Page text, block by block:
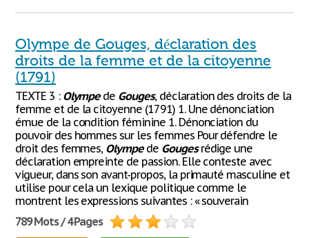
Olympe de Gouges, déclaration des
droits de la femme et de la citoyenne
(1791)
TEXTE 3 : Olympede Gouges, déclaration des droits de la
femme et de la citoyenne (1791) 1. Une dénonciation
émue de la condition féminine 1. Dénonciation du
pouvoir des hommes sur les femmes Pour défendre le
droit des femmes, Olympede Gougesrédige une
déclaration empreinte de passion. Elle conteste avec
vigueur, dans son avant-propos, la primauté masculine et
utilise pour cela un lexique politique comme le
montrent les expressions suivantes : « souverain
789 Mots / 4 Pages